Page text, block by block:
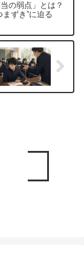
の弱点」とは？
ずき”に迫る